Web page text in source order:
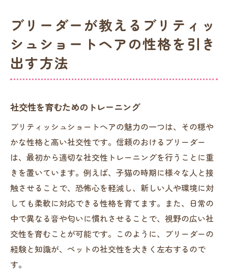
ブリーダーが教えるブリティッ
シュショートヘアの性格を引き
出す方法
社交性を育むためのトレーニング
ブリティッシュショートヘアの魅力の一つは、その穏や
かな性格と高い社交性です。信頼のおけるブリーダー
は、最初から適切な社交性トレーニングを行うことに重
きを置いています。例えば、子猫の時期に様々な人と接
触させることで、恐怖心を軽減し、新しい人や環境に対
しても柔軟に対応できる性格を育てます。また、日常の
中で異なる音や匂いに慣れさせることで、視野の広い社
交性を育むことが可能です。このように、ブリーダーの
経験と知識が、ペットの社交性を大きく左右するので
す。